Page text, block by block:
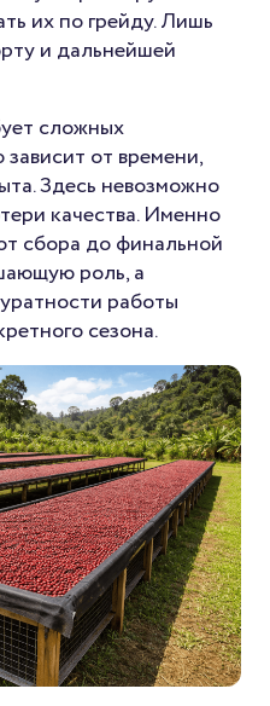
их по грейду. Лишь
и дальнейшей
сложных
от времени,
Здесь невозможно
качества. Именно
сбора до финальной
роль, а
работы
сезона.